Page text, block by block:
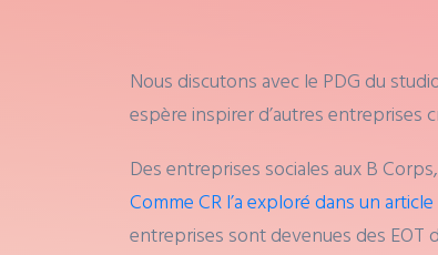
Nous discutons avec le PDG du
espère inspirer d’autres entreprises
Des entreprises sociales aux B
Comme CR l’a exploré dans un
entreprises sont devenues des EOT